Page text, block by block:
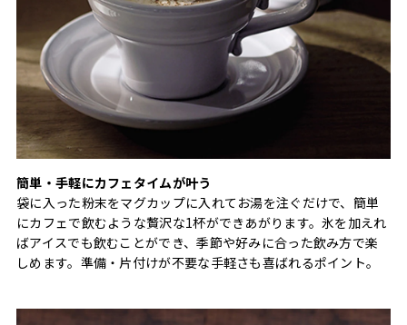
簡単・手軽にカフェタイムが叶う
袋に入った粉末をマグカップに入れてお湯を注ぐだけで、簡単
にカフェで飲むような贅沢な1杯ができあがります。氷を加えれ
ばアイスでも飲むことができ、季節や好みに合った飲み方で楽
しめます。準備・片付けが不要な手軽さも喜ばれるポイント。